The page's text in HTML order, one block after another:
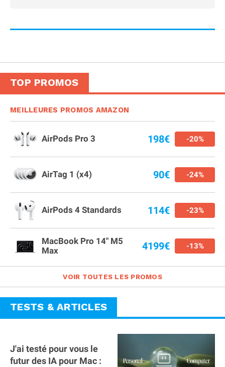
TOP PROMOS
MEILLEURES PROMOS AMAZON
AirPods Pro 3 198€ -20%
AirTag 1 (x4) 90€ -24%
AirPods 4 Standards 114€ -23%
MacBook Pro 14" M5
Max
4199€ -13%
VOIR TOUTES LES PROMOS
TESTS & ARTICLES
J'ai testé pour vous le
futur des IA pour Mac :